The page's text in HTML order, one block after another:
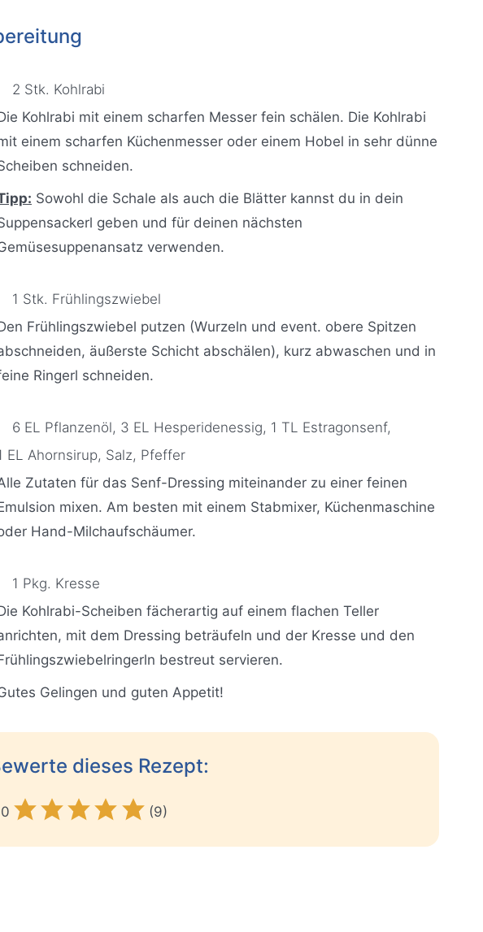
2 Stk. Kohlrabi
Kohlrabi mit einem scharfen Messer fein schälen. Die Kohlrabi
einem scharfen Küchenmesser oder einem Hobel in sehr dünne
schneiden.
Sowohl die Schale als auch die Blätter kannst du in dein
geben und für deinen nächsten
verwenden.
1 Stk. Frühlingszwiebel
Frühlingszwiebel putzen (Wurzeln und event. obere Spitzen
äußerste Schicht abschälen), kurz abwaschen und in
Ringerl schneiden.
6 EL Pflanzenöl, 3 EL Hesperidenessig, 1 TL Estragonsenf,
EL Ahornsirup, Salz, Pfeffer
Zutaten für das Senf-Dressing miteinander zu einer feinen
mixen. Am besten mit einem Stabmixer, Küchenmaschine
Hand-Milchaufschäumer.
1 Pkg. Kresse
Kohlrabi-Scheiben fächerartig auf einem flachen Teller
mit dem Dressing beträufeln und der Kresse und den
bestreut servieren.
Gelingen und guten Appetit!
dieses Rezept:
(9)